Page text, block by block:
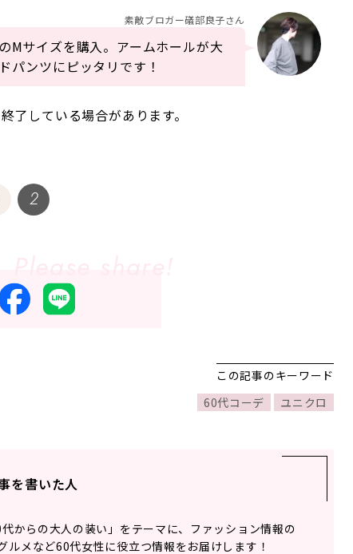
素敵ブロガー礒部良子さん
Mサイズを購入。アームホールが大
パンツにピッタリです！
している場合があります。
2
この記事のキーワード
60代コーデ
ユニクロ
を書いた人
代からの大人の装い」をテーマに、ファッション情報の
ルメなど60代女性に役立つ情報をお届けします！